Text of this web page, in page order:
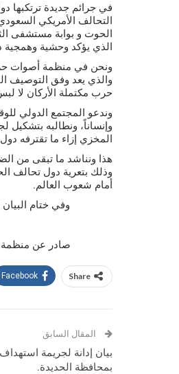
في جرائم جديدة ترتكبها
الذي يؤكد وحشية وهمجية
ونحن في منظمة أصوات حرة
والذي يعد وفق التوصيف
حرب مكتملة الأركان لا
وندعو المجتمع الدولي
وإنساناً، ونطالبه بتشكيل
المخزي إزاء ما تقترفه
هذا ونناشد ما تبقى من
وذلك بتعرية دول تحالف
أمام شعوب العالم.
وفي ختام
صادر عن منظمة
Share
Facebook
المقال السابق
بيان إدانة لجريمة
بمحافظة الحديدة.